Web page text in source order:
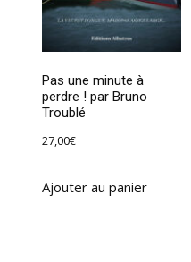
Pas une minute à
perdre ! par Bruno
Troublé
27,00€
Ajouter au panier